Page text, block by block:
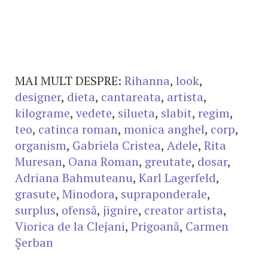
MAI MULT DESPRE: Rihanna, look,
designer, dieta, cantareata, artista,
kilograme, vedete, silueta, slabit, regim,
teo, catinca roman, monica anghel, corp,
organism, Gabriela Cristea, Adele, Rita
Muresan, Oana Roman, greutate, dosar,
Adriana Bahmuteanu, Karl Lagerfeld,
grasute, Minodora, supraponderale,
surplus, ofensă, jignire, creator artista,
Viorica de la Clejani, Prigoană, Carmen
Șerban